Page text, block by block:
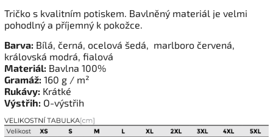
Tričko s kvalitním potiskem. Bavlněný materiál je velmi
pohodlný a příjemný k pokožce.
Barva: Bílá, černá, ocelová šedá, marlboro červená,
královská modrá, fialová
Materiál: Bavlna 100%
Gramáž: 160 g / m²
Rukávy: Krátké
Výstřih: O-výstřih